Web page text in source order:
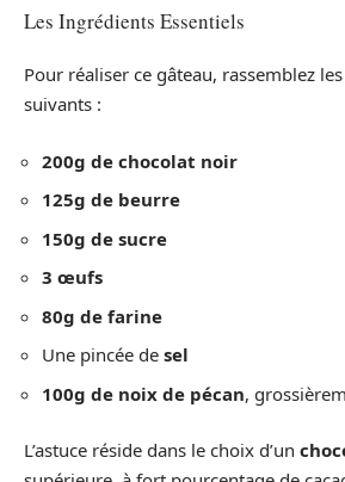
Les Ingrédients Essentiels
Pour réaliser ce gâteau, rassemblez les
suivants :
200g de chocolat noir
125g de beurre
150g de sucre
3 œufs
80g de farine
Une pincée de sel
100g de noix de pécan,
L’astuce réside dans le choix d’un